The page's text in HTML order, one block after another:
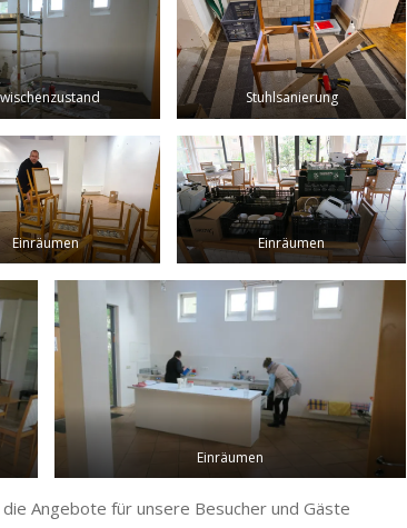
Stuhlsanierung
Einräumen Einräumen
Einräumen
Angebote für unsere Besucher und Gäste